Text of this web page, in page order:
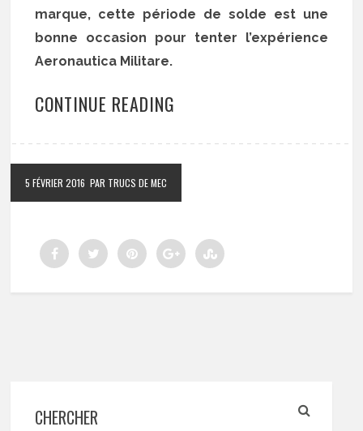
marque, cette période de solde est une
bonne occasion pour tenter l’expérience
Aeronautica Militare.
CONTINUE READING
5 FÉVRIER 2016 PAR TRUCS DE MEC
CHERCHER